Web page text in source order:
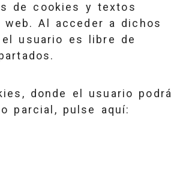
de cookies y textos
Al acceder a dichos
usuario es libre de
donde el usuario podrá
parcial, pulse aquí: